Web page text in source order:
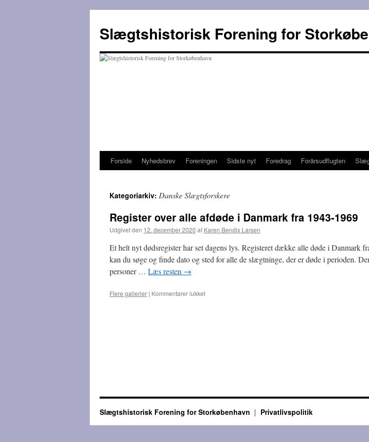
indhold
Slægtshistorisk Forening for
Forside Nyhedsbrev Foreningen Sidste nyt Foredrag Forårsudflugten
Kategoriarkiv: Danske Slægtsforskere
Register over alle afdøde i Danmark fra 1943-1969
Udgivet den 12. december 2020 af Karen Bendix Larsen
Et helt nyt dødsregister har set dagens lys. Registeret dække alle døde i Danmark
kan du søge og finde dato og sted for alle de slægtninge, der er døde i perioden.
personer … Læs resten →
Flere gallerier | Kommentarer lukket
Slægtshistorisk Forening for Storkøbenhavn Privatlivspolitik